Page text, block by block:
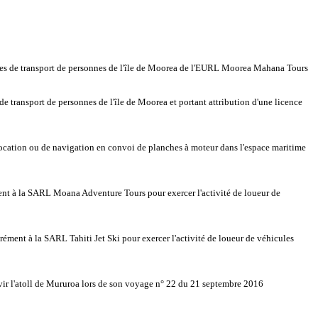
transport de personnes de l'île de Moorea de l'EURL Moorea Mahana Tours
transport de personnes de l'île de Moorea et portant attribution d'une licence
ou de navigation en convoi de planches à moteur dans l'espace maritime
à la SARL Moana Adventure Tours pour exercer l'activité de loueur de
à la SARL Tahiti Jet Ski pour exercer l'activité de loueur de véhicules
l'atoll de Mururoa lors de son voyage n° 22 du 21 septembre 2016